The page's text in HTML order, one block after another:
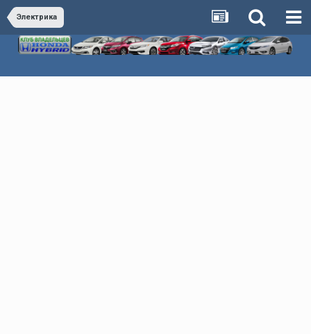
Электрика